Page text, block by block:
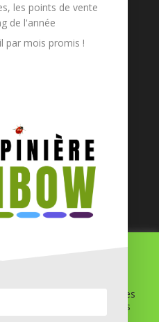
notre site Web pour vous
en mémorisant vos
En cliquant sur
à l'utilisation de TOUS les
visiter "Paramètres des
contrôlé.
les points de vente
de l'année
par mois promis !